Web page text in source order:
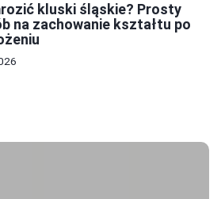
kluski śląskie? Prosty
na zachowanie kształtu po